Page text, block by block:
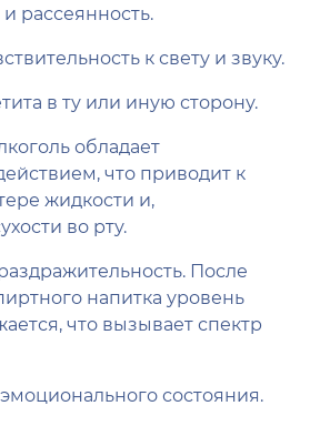
рассеянность.
к свету и звуку.
в ту или иную сторону.
обладает
что приводит к
жидкости и,
во рту.
После
напитка уровень
что вызывает спектр
состояния.